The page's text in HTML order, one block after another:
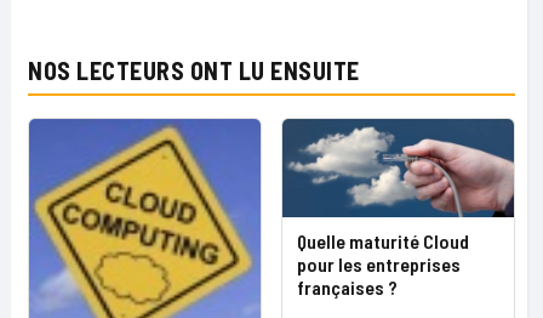
NOS LECTEURS ONT LU ENSUITE
Quelle maturité Cloud
pour les entreprises
françaises ?